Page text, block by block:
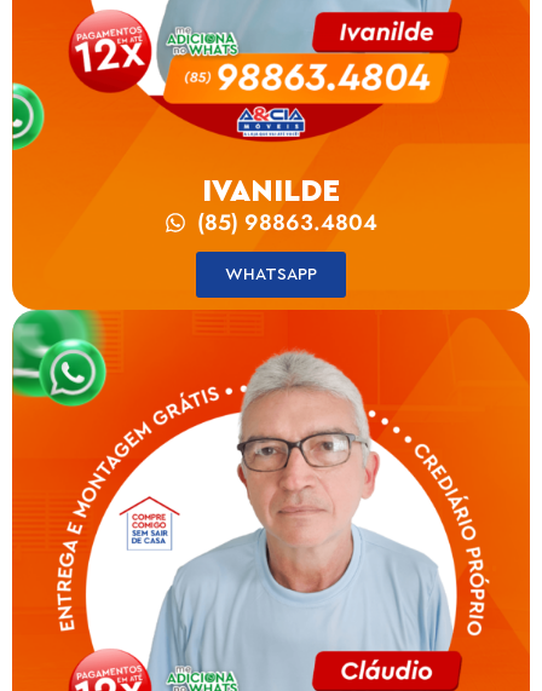
IVANILDE
(85) 98863.4804
WHATSAPP